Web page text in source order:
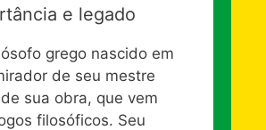
e legado
grego nascido em
de seu mestre
sua obra, que vem
filosóficos. Seu